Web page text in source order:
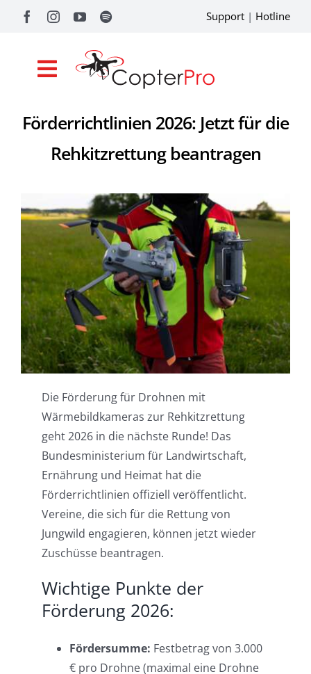
Support | Hotline
Toggle
Navigation
Shop
Drohnenförderung
Referenzen
Pilotentools
Service
Einsatzgebiete
Karriere
News
Förderrichtlinien 2026: Jetzt für die
Rehkitzrettung beantragen
Die Förderung für Drohnen mit
Wärmebildkameras zur Rehkitzrettung
geht 2026 in die nächste Runde! Das
Bundesministerium für Landwirtschaft,
Ernährung und Heimat hat die
Förderrichtlinien offiziell veröffentlicht.
Vereine, die sich für die Rettung von
Jungwild engagieren, können jetzt wieder
Zuschüsse beantragen.
Wichtige Punkte der
Förderung 2026:
Fördersumme: Festbetrag von 3.000
€ pro Drohne (maximal eine Drohne